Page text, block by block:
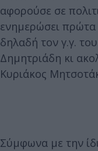
αφορούσε σε
ενημερώσει πρώτα
δηλαδή τον γ.γ.
Δημητριάδη κι
Κυριάκος
Σύμφωνα με την